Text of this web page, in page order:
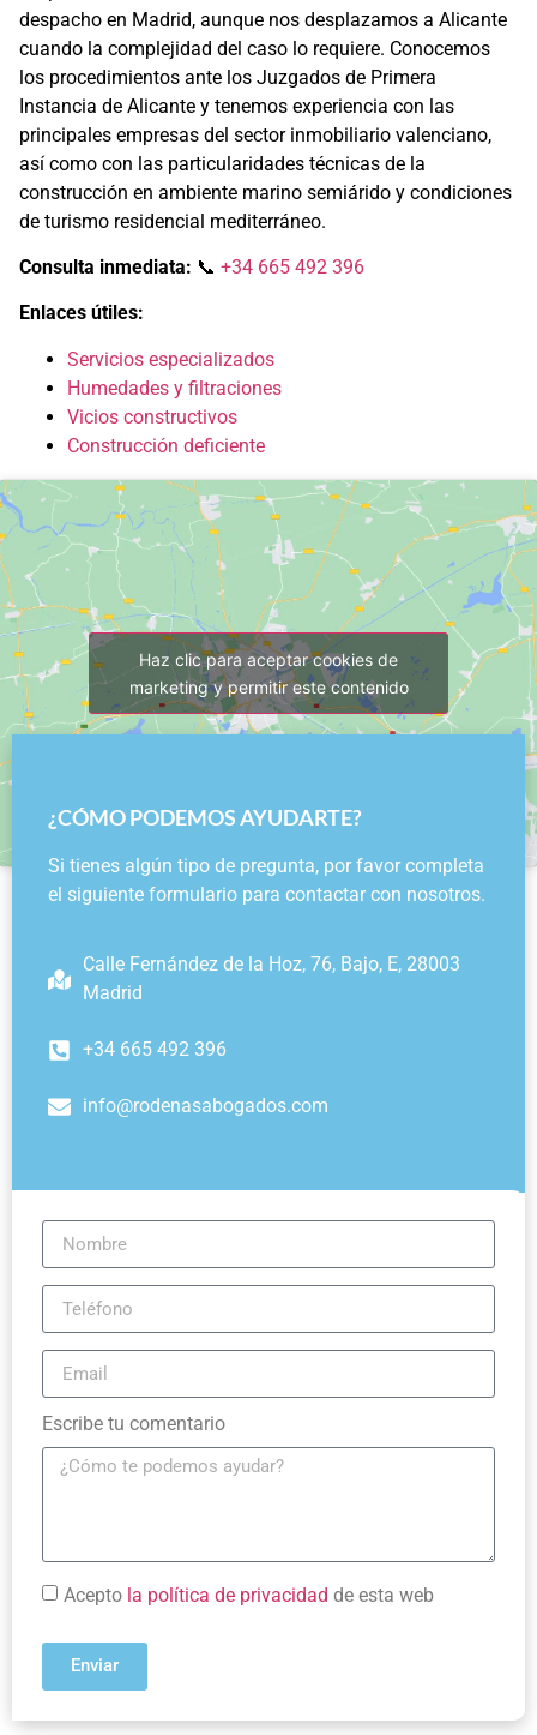
despacho en Madrid, aunque nos desplazamos a Alicante
cuando la complejidad del caso lo requiere. Conocemos
los procedimientos ante los Juzgados de Primera
Instancia de Alicante y tenemos experiencia con las
principales empresas del sector inmobiliario valenciano,
así como con las particularidades técnicas de la
construcción en ambiente marino semiárido y condiciones
de turismo residencial mediterráneo.
Consulta inmediata: 📞 +34 665 492 396
Enlaces útiles:
Servicios especializados
Humedades y filtraciones
Vicios constructivos
Construcción deficiente
Haz clic para aceptar cookies de
marketing y permitir este contenido
¿CÓMO PODEMOS AYUDARTE?
Si tienes algún tipo de pregunta, por favor completa
el siguiente formulario para contactar con nosotros.
Calle Fernández de la Hoz, 76, Bajo, E, 28003
Madrid
+34 665 492 396
info@rodenasabogados.com
Escribe tu comentario
Acepto la política de privacidad de esta web
Enviar